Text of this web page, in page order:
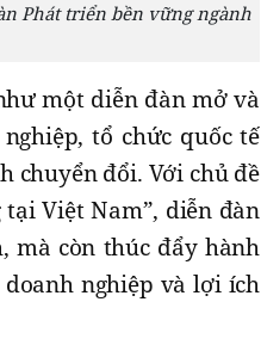
Phát triển bền vững ngành
một diễn đàn mở và
tổ chức quốc tế
chuyển đổi. Với chủ đề
Việt Nam”, diễn đàn
mà còn thúc đẩy hành
nghiệp và lợi ích